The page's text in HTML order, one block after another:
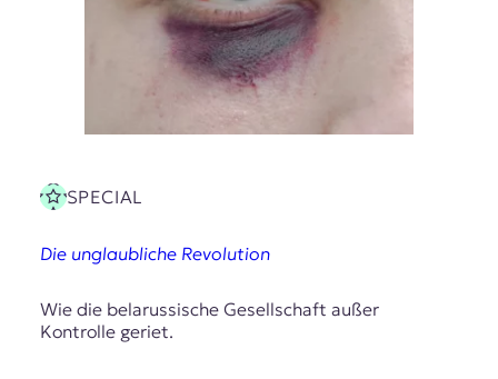
SPECIAL
Die unglaubliche Revolution
Wie die belarussische Gesellschaft außer
Kontrolle geriet.